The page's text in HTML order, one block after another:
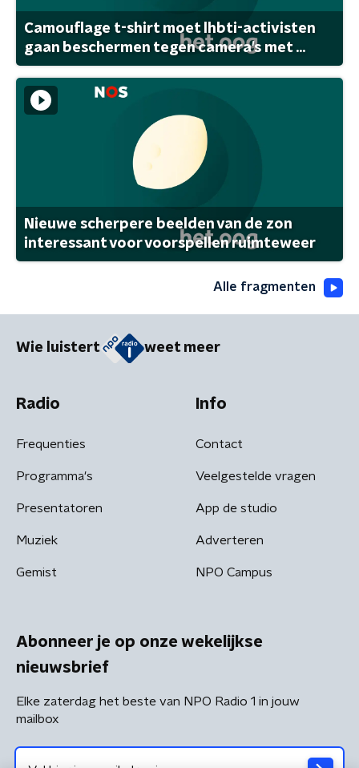
Camouflage t-shirt moet lhbti-activisten
gaan beschermen tegen camera's met ...
Nieuwe scherpere beelden van de zon
interessant voor voorspellen ruimteweer
Alle fragmenten
Wie luistert weet meer
Radio
Frequenties
Programma's
Presentatoren
Muziek
Gemist
Info
Contact
Veelgestelde vragen
App de studio
Adverteren
NPO Campus
Abonneer je op onze wekelijkse
nieuwsbrief
Elke zaterdag het beste van NPO Radio 1 in jouw
mailbox